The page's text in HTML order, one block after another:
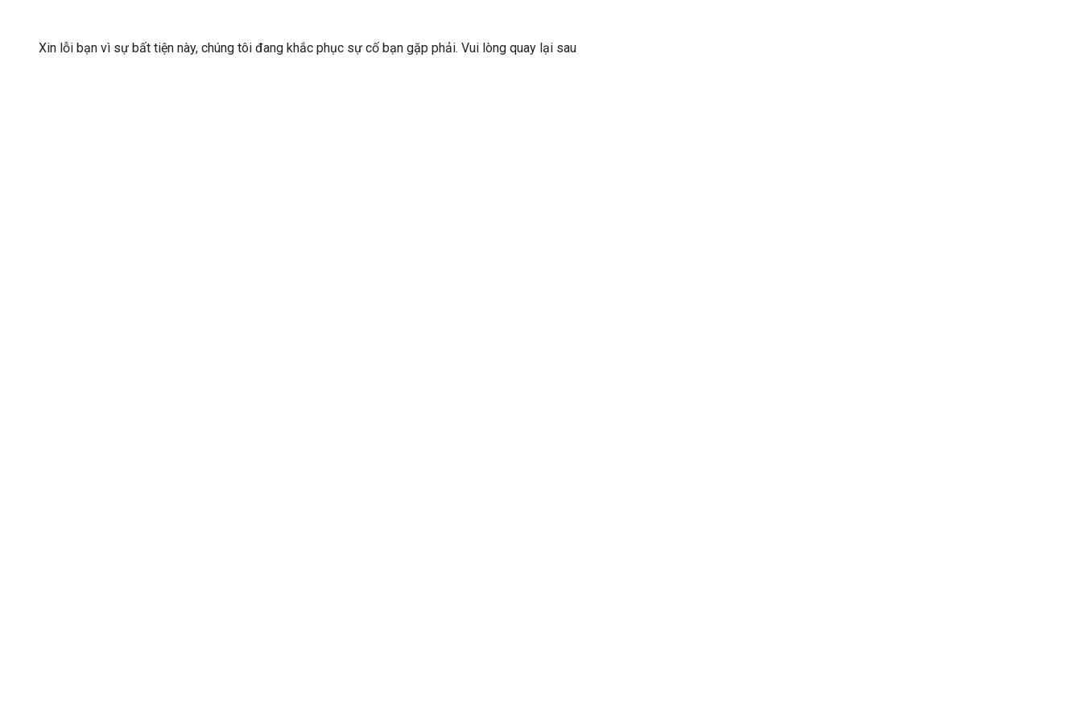
Xin lỗi bạn vì sự bất tiện này, chúng tôi đang khắc phục sự cố bạn gặp phải. Vui lòng quay lại sau